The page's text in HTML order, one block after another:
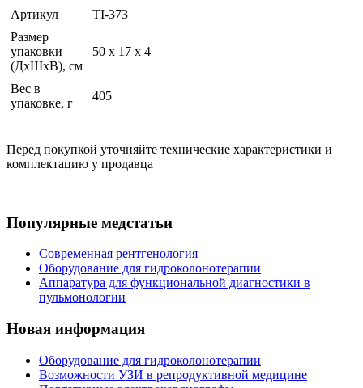
Артикул
TI-373
Размер
упаковки
(ДхШхВ), см
50 x 17 x 4
Вес в
упаковке, г
405
Перед покупкой уточняйте технические характеристики и
комплектацию у продавца
Популярные медстатьи
Современная рентгенология
Оборудование для гидроколонотерапии
Аппаратура для функциональной диагностики в
пульмонологии
Новая информация
Оборудование для гидроколонотерапии
Возможности УЗИ в репродуктивной медицине